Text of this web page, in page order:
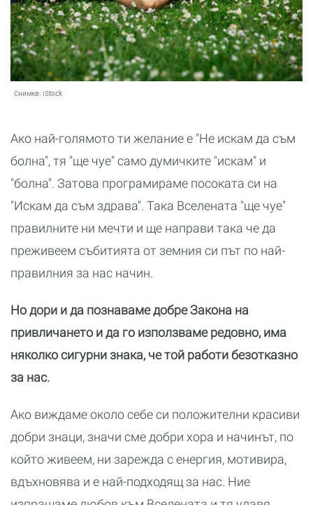
Снимка: iStock
Ако най-голямото ти желание е "Не искам да съм
болна", тя "ще чуе" само думичките "искам" и
"болна". Затова програмираме посоката си на
"Искам да съм здрава". Така Вселената "ще чуе"
правилните ни мечти и ще направи така че да
преживеем събитията от земния си път по най-
правилния за нас начин.
Но дори и да познаваме добре Закона на
привличането и да го използваме редовно, има
няколко сигурни знака, че той работи безотказно
за нас.
Ако виждаме около себе си положителни красиви
добри знаци, значи сме добри хора и начинът, по
който живеем, ни зарежда с енергия, мотивира,
вдъхновява и е най-подходящ за нас. Ние